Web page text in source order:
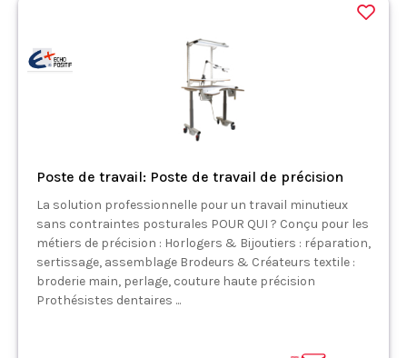
Poste de travail: Poste de travail de précision
La solution professionnelle pour un travail minutieux
sans contraintes posturales POUR QUI ? Conçu pour les
métiers de précision : Horlogers & Bijoutiers : réparation,
sertissage, assemblage Brodeurs & Créateurs textile :
broderie main, perlage, couture haute précision
Prothésistes dentaires ...